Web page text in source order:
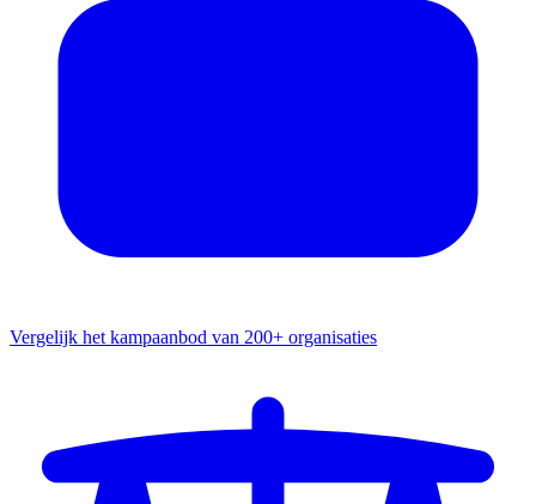
Vergelijk het kampaanbod van 200+ organisaties